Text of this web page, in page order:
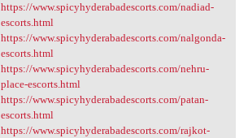
https://www.spicyhyderabadescorts.com/nadiad-
escorts.html
https://www.spicyhyderabadescorts.com/nalgonda-
escorts.html
https://www.spicyhyderabadescorts.com/nehru-
place-escorts.html
https://www.spicyhyderabadescorts.com/patan-
escorts.html
https://www.spicyhyderabadescorts.com/rajkot-